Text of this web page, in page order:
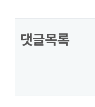
댓글목록